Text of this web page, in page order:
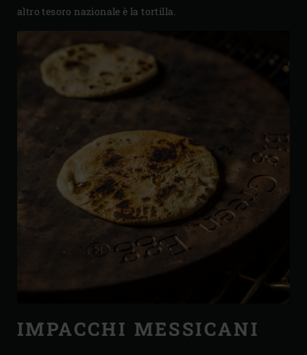
altro tesoro nazionale è la tortilla.
IMPACCHI MESSICANI